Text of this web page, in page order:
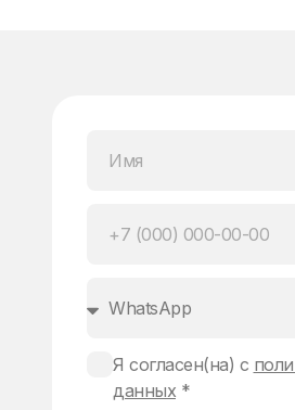
Я согласен(на) с
данных *